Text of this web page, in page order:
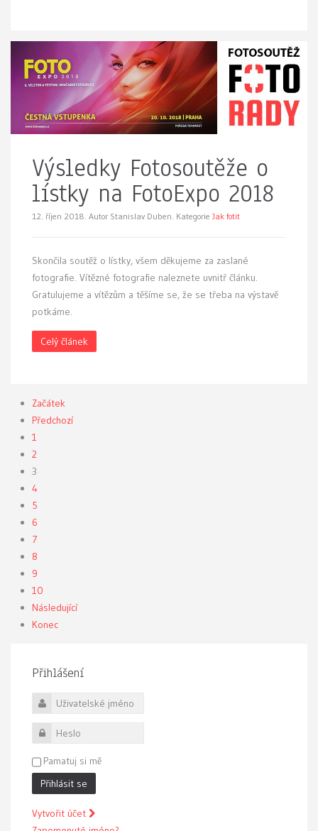
Výsledky Fotosoutěže o
lístky na FotoExpo 2018
12. říjen 2018. Autor Stanislav Duben. Kategorie Jak fotit
Skončila soutěž o lístky, všem děkujeme za zaslané
fotografie. Vítězné fotografie naleznete uvnitř článku.
Gratulujeme a vítězům a těšíme se, že se třeba na výstavě
potkáme.
Celý článek
Začátek
Předchozí
1
2
3
4
5
6
7
8
9
10
Následující
Konec
Přihlášení
Uživatelské jméno
Heslo
Pamatuj si mě
Přihlásit se
Vytvořit účet